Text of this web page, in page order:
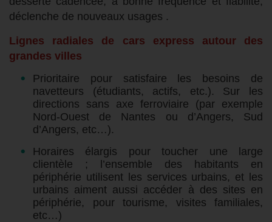
déclenche de nouveaux usages .
Lignes radiales de cars express autour des
grandes villes
Prioritaire pour satisfaire les besoins de
navetteurs (étudiants, actifs, etc.). Sur les
directions sans axe ferroviaire (par exemple
Nord-Ouest de Nantes ou d’Angers, Sud
d’Angers, etc…).
Horaires élargis pour toucher une large
clientèle ; l’ensemble des habitants en
périphérie utilisent les services urbains, et les
urbains aiment aussi accéder à des sites en
périphérie, pour tourisme, visites familiales,
etc…)